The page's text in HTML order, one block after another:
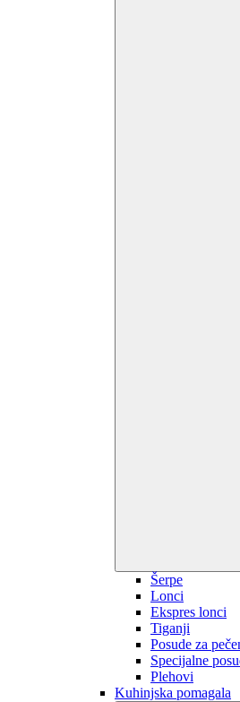
Šerpe
Lonci
Ekspres lonci
Tiganji
Posude za
Specijalne
Plehovi
Kuhinjska pomagala